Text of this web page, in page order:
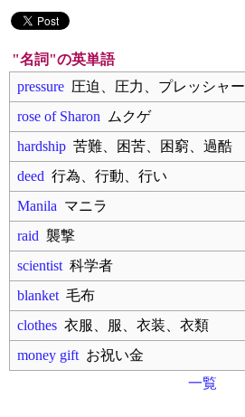
"名詞"の英単語
pressure 圧迫、圧力、プレッシャー
rose of Sharon ムクゲ
hardship 苦難、困苦、困窮、過酷
deed 行為、行動、行い
Manila マニラ
raid 襲撃
scientist 科学者
blanket 毛布
clothes 衣服、服、衣装、衣類
money gift お祝い金
一覧